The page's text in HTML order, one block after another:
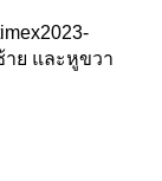
2023-
ย และหูขวา